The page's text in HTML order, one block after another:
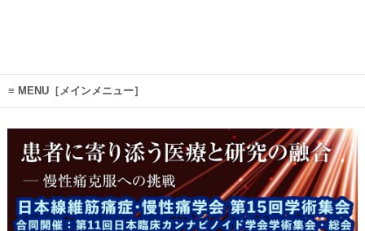
MENU［メインメニュー］